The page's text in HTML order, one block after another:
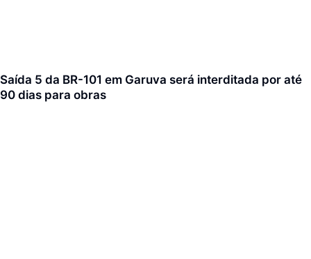
Saída 5 da BR-101 em Garuva será interditada por até
90 dias para obras